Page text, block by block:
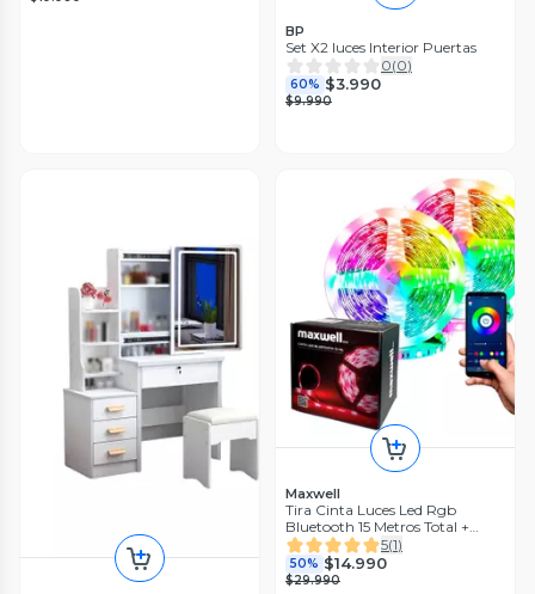
BP
Set X2 luces Interior Puertas
0(0)
60% $3.990
$9.990
Maxwell
Tira Cinta Luces Led Rgb
Bluetooth 15 Metros Total +
Conector
5(1)
50% $14.990
$29.990